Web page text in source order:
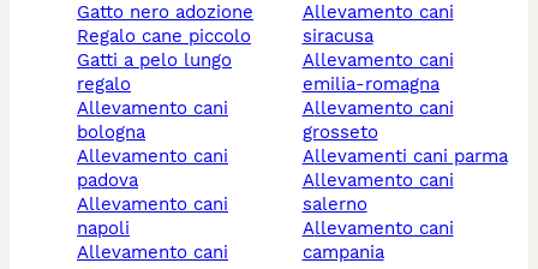
gatto nero adozione
regalo cane piccolo
gatti a pelo lungo
regalo
allevamento cani
bologna
allevamento cani
padova
allevamento cani
napoli
allevamento cani
allevamento cani
siracusa
allevamento cani
emilia-romagna
allevamento cani
grosseto
allevamenti cani parma
allevamento cani
salerno
allevamento cani
campania